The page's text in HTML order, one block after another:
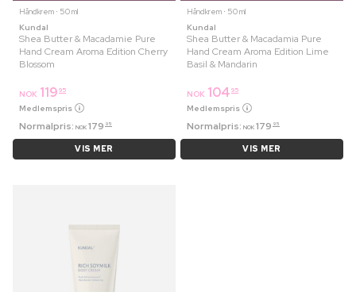
Håndkrem ⋅ 50 ml
Kundal
Shea Butter & Macadamie Pure
Hand Cream Aroma Edition Cherry
Blossom
NOK 119 95
Medlemspris
Normalpris: NOK 179 95
VIS MER
Håndkrem ⋅ 50 ml
Kundal
Shea Butter & Macadamia Pure
Hand Cream Aroma Edition Lime
Basil & Mandarin
NOK 104 95
Medlemspris
Normalpris: NOK 179 95
VIS MER